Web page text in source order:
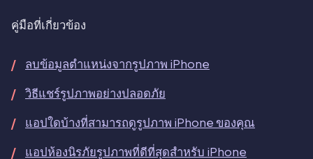
คู่มือที่เกี่ยวข้อง
ลบข้อมูลตำแหน่งจากรูปภาพ iPhone
วิธีแชร์รูปภาพอย่างปลอดภัย
แอปใดบ้างที่สามารถดูรูปภาพ iPhone ของคุณ
แอปห้องนิรภัยรูปภาพที่ดีที่สุดสำหรับ iPhone